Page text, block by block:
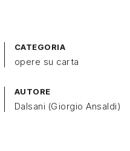
CATEGORIA
opere su carta
AUTORE
Dalsani (Giorgio Ansaldi)